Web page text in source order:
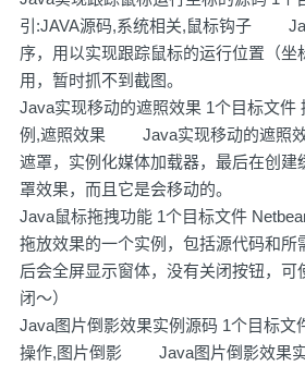
引:JAVA源码,系统相关,鼠标钩子
序，用以实现跟踪鼠标的运行位置（坐
用，暂时抓不到截图。
Java实现移动的遮照效果 1个目标文件
例,遮照效果 Java实现移动的遮照效
遮罩，实例化媒体加载器，最后在创建
罩效果，而且它是会移动的。
Java鼠标拖拽功能 1个目标文件
拖放效果的一个实例，包括源代码和所
后会全屏显示窗体，没有关闭按钮，可
闭～）
Java图片倒影效果实例源码 1个目标文
操作,图片倒影 Java图片倒影效果实